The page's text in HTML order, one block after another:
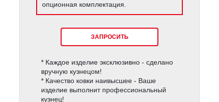
опционная комплектация.
ЗАПРОСИТЬ
* Каждое изделие эксклюзивно - сделано
вручную кузнецом!
* Качество ковки наивысшее - Ваше
изделие выполнит профессиональный
кузнец!